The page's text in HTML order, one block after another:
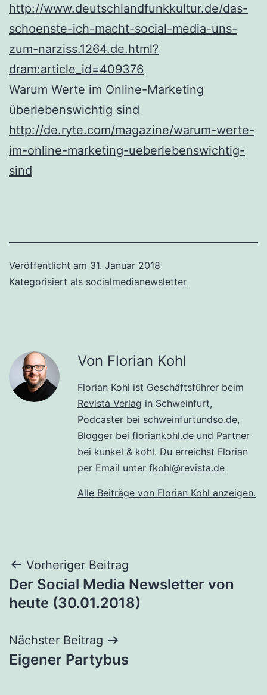
http://www.deutschlandfunkkultur.de/das-
schoenste-ich-macht-social-media-uns-
zum-narziss.1264.de.html?
dram:article_id=409376
Warum Werte im Online-Marketing
überlebenswichtig sind
http://de.ryte.com/magazine/warum-werte-
im-online-marketing-ueberlebenswichtig-
sind
Veröffentlicht am 31. Januar 2018
Kategorisiert als socialmedianewsletter
Von Florian Kohl
Florian Kohl ist Geschäftsführer beim
Revista Verlag in Schweinfurt,
Podcaster bei schweinfurtundso.de,
Blogger bei floriankohl.de und Partner
bei kunkel & kohl. Du erreichst Florian
per Email unter fkohl@revista.de
Alle Beiträge von Florian Kohl anzeigen.
Beitragsnavigation
Vorheriger Beitrag
Der Social Media Newsletter von
heute (30.01.2018)
Nächster Beitrag
Eigener Partybus